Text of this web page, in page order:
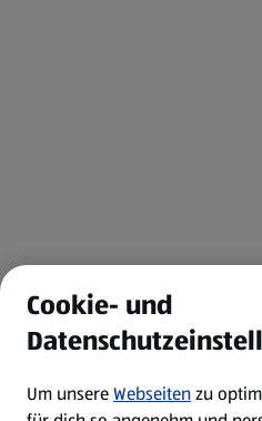
Cookie- und
Um unsereWebseitenzu